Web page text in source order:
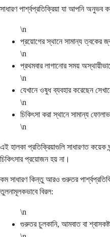
সাধারণ পার্শ্বপ্রতিক্রিয়া যা আপনি অনুভব
\n
প্রয়োগের স্থানে সামান্য ত্বকের
\n
প্রথমবার লাগানোর সময়
\n
যেখানে ওষুধ ব্যবহার করেছেন
\n
চিকিৎসা করা স্থানে সামান্য
\n
এই হালকা প্রতিক্রিয়াগুলি সাধারণত কয়েক
চিকিৎসার প্রয়োজন হয় না।
কম সাধারণ কিন্তু আরও গুরুতর
তুলনামূলকভাবে বিরল:
\n
গুরুতর চুলকানি, আমবাত বা শ্বাসকষ্ট